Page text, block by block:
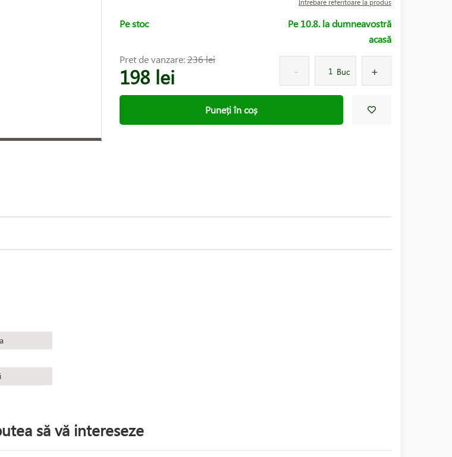
Întrebare referitoare la produs
Pe stoc
Pe 10.8. la dumneavostră
acasă
Pret de vanzare:236 lei
198 lei Buc
Puneți în coș
să vă intereseze